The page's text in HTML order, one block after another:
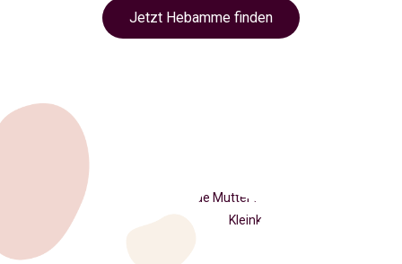
Jetzt Hebamme finden